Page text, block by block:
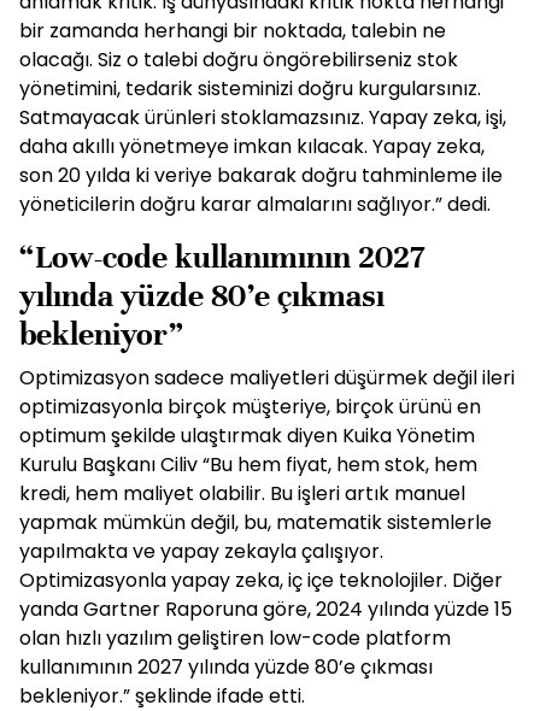
bir zamanda herhangi bir noktada, talebin ne
olacağı. Siz o talebi doğru öngörebilirseniz stok
yönetimini, tedarik sisteminizi doğru kurgularsınız.
Satmayacak ürünleri stoklamazsınız. Yapay zeka, işi,
daha akıllı yönetmeye imkan kılacak. Yapay zeka,
son 20 yılda ki veriye bakarak doğru tahminleme ile
yöneticilerin doğru karar almalarını sağlıyor.” dedi.
“Low-code kullanımının 2027
yılında yüzde 80’e çıkması
bekleniyor”
Optimizasyon sadece maliyetleri düşürmek değil ileri
optimizasyonla birçok müşteriye, birçok ürünü en
optimum şekilde ulaştırmak diyen Kuika Yönetim
Kurulu Başkanı Ciliv “Bu hem fiyat, hem stok, hem
kredi, hem maliyet olabilir. Bu işleri artık manuel
yapmak mümkün değil, bu, matematik sistemlerle
yapılmakta ve yapay zekayla çalışıyor.
Optimizasyonla yapay zeka, iç içe teknolojiler. Diğer
yanda Gartner Raporuna göre, 2024 yılında yüzde 15
olan hızlı yazılım geliştiren low-code platform
kullanımının 2027 yılında yüzde 80’e çıkması
bekleniyor.” şeklinde ifade etti.